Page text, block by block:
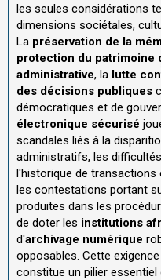
les seules considérations
dimensions sociétales,
La préservation de la
protection du patrimoine
administrative, la lutte
des décisions publiques
démocratiques et de
électronique sécurisé
scandales liés à la
administratifs, les
l'historique de
les contestations portant
produites dans les
de doter les institutions
d'archivage numérique
opposables. Cette exigence
constitue un pilier essentiel